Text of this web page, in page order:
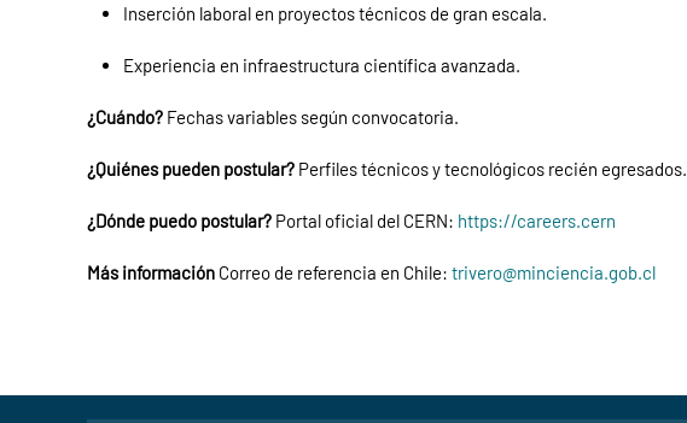
Inserción laboral en proyectos técnicos de gran escala.
Experiencia en infraestructura científica avanzada.
¿Cuándo? Fechas variables según convocatoria.
¿Quiénes pueden postular? Perfiles técnicos y tecnológicos recién egresados.
¿Dónde puedo postular? Portal oficial del CERN: https://careers.cern
Más información Correo de referencia en Chile: trivero@minciencia.gob.cl